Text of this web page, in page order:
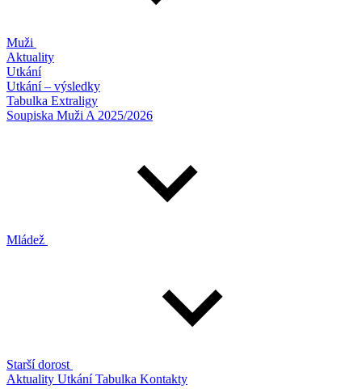
Muži
Aktuality
Utkání
Utkání – výsledky
Tabulka Extraligy
Soupiska Muži A 2025/2026
Mládež
Starší dorost
Aktuality UtkáníTabulka Kontakty